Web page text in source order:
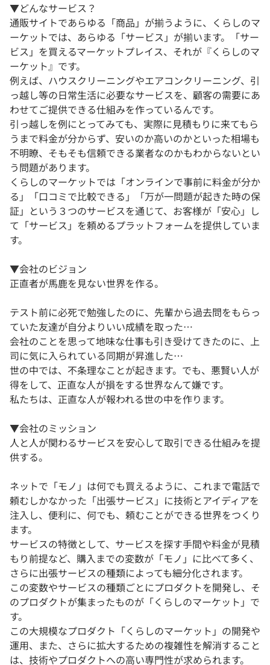
▼どんなサービス？
通販サイトであらゆる「商品」が揃うように、くらしのマ
ーケットでは、あらゆる「サービス」が揃います。「サー
ビス」を買えるマーケットプレイス、それが『くらしのマ
ーケット』です。
例えば、ハウスクリーニングやエアコンクリーニング、引
っ越し等の日常生活に必要なサービスを、顧客の需要にあ
わせてご提供できる仕組みを作っているんです。
引っ越しを例にとってみても、実際に見積もりに来てもら
うまで料金が分からず、安いのか高いのかといった相場も
不明瞭、そもそも信頼できる業者なのかもわからないとい
う問題があります。
くらしのマーケットでは「オンラインで事前に料金が分か
る」「口コミで比較できる」「万が一問題が起きた時の保
証」という３つのサービスを通じて、お客様が「安心」し
て「サービス」を頼めるプラットフォームを提供していま
す。
▼会社のビジョン
正直者が馬鹿を見ない世界を作る。
テスト前に必死で勉強したのに、先輩から過去問をもらっ
ていた友達が自分よりいい成績を取った…
会社のことを思って地味な仕事も引き受けてきたのに、上
司に気に入られている同期が昇進した…
世の中では、不条理なことが起きます。でも、悪賢い人が
得をして、正直な人が損をする世界なんて嫌です。
私たちは、正直な人が報われる世の中を作ります。
▼会社のミッション
人と人が関わるサービスを安心して取引できる仕組みを提
供する。
ネットで「モノ」は何でも買えるように、これまで電話で
頼むしかなかった「出張サービス」に技術とアイディアを
注入し、便利に、何でも、頼むことができる世界をつくり
ます。
サービスの特徴として、サービスを探す手間や料金が見積
もり前提など、購入までの変数が「モノ」に比べて多く、
さらに出張サービスの種類によっても細分化されます。
この変数やサービスの種類ごとにプロダクトを開発し、そ
のプロダクトが集まったものが「くらしのマーケット」で
す。
この大規模なプロダクト「くらしのマーケット」の開発や
運用、また、さらに拡大するための複雑性を解消すること
は、技術やプロダクトへの高い専門性が求められます。